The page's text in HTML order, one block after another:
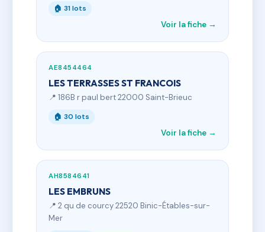
🏠 31 lots
Voir la fiche →
AE8454464
LES TERRASSES ST FRANCOIS
📍 186B r paul bert 22000 Saint-Brieuc
🏠 30 lots
Voir la fiche →
AH8584641
LES EMBRUNS
📍 2 qu de courcy 22520 Binic-Étables-sur-
Mer